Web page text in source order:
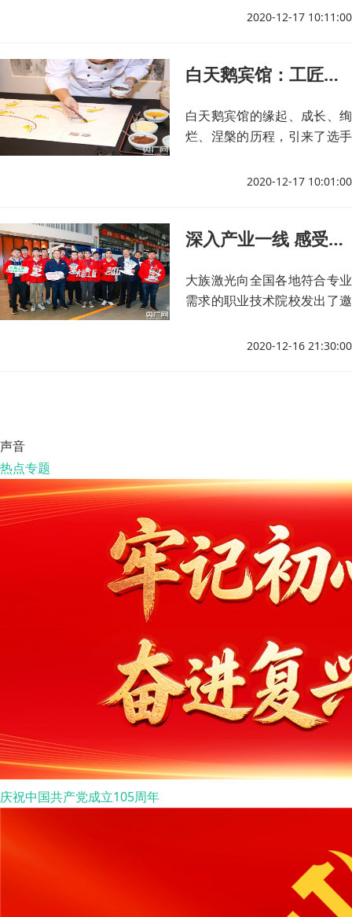
2020-12-17 10:11:00
白天鹅宾馆：工匠不是一朝一夕可以养成的
白天鹅宾馆的缘起、成长、绚
烂、涅槃的历程，引来了选手
2020-12-17 10:01:00
深入产业一线 感受湾区企业的务实与专注|大国工匠湾区行
大族激光向全国各地符合专业
需求的职业技术院校发出了邀
2020-12-16 21:30:00
声音
热点专题
庆祝中国共产党成立105周年